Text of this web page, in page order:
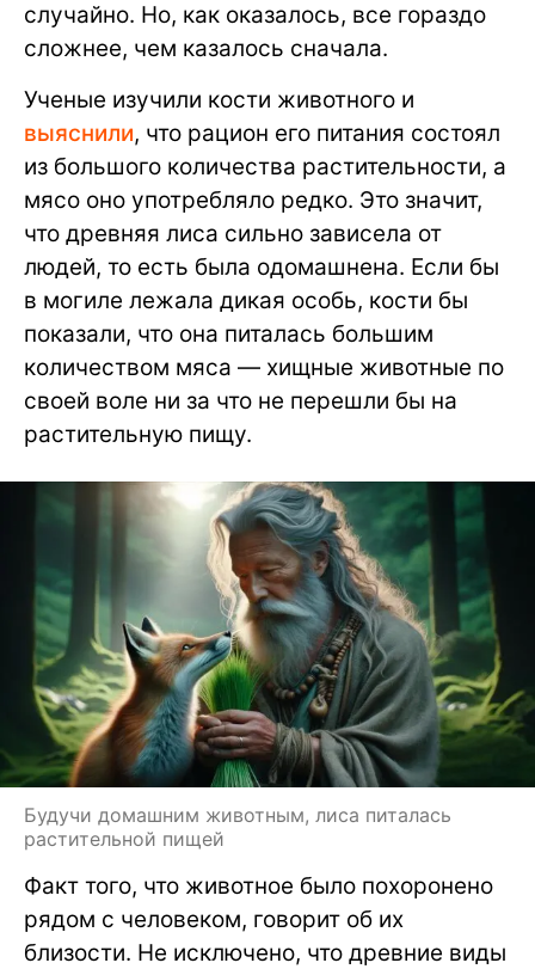
случайно. Но, как оказалось, все гораздо
сложнее, чем казалось сначала.
Ученые изучили кости животного и
выяснили, что рацион его питания состоял
из большого количества растительности, а
мясо оно употребляло редко. Это значит,
что древняя лиса сильно зависела от
людей, то есть была одомашнена. Если бы
в могиле лежала дикая особь, кости бы
показали, что она питалась большим
количеством мяса — хищные животные по
своей воле ни за что не перешли бы на
растительную пищу.
Будучи домашним животным, лиса питалась
растительной пищей
Факт того, что животное было похоронено
рядом с человеком, говорит об их
близости. Не исключено, что древние виды